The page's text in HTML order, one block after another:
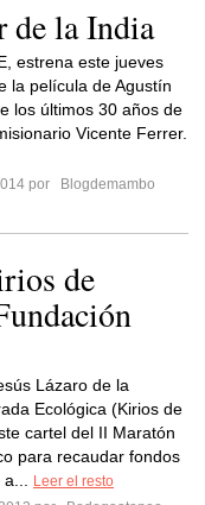
de la India
estrena este jueves
la película de Agustín
los últimos 30 años de
Vicente Ferrer.
por
Blogdemambo
de
Lázaro de la
Ecológica (Kirios de
cartel del II Maratón
para recaudar fondos
Leer el resto